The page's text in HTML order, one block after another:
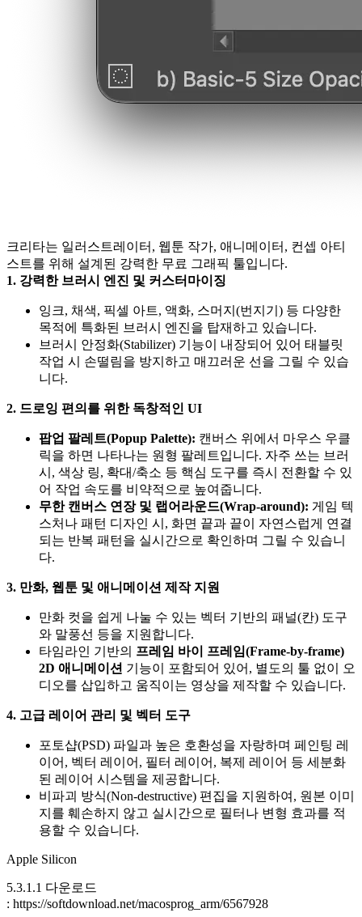
크리타는 일러스트레이터, 웹툰 작가, 애니메이터, 컨셉 아티
스트를 위해 설계된 강력한 무료 그래픽 툴입니다.
1. 강력한 브러시 엔진 및 커스터마이징
잉크, 채색, 픽셀 아트, 액화, 스머지(번지기) 등 다양한
목적에 특화된 브러시 엔진을 탑재하고 있습니다.
브러시 안정화(Stabilizer) 기능이 내장되어 있어 태블릿
작업 시 손떨림을 방지하고 매끄러운 선을 그릴 수 있습
니다.
2. 드로잉 편의를 위한 독창적인 UI
팝업 팔레트(Popup Palette): 캔버스 위에서 마우스 우클
릭을 하면 나타나는 원형 팔레트입니다. 자주 쓰는 브러
시, 색상 링, 확대/축소 등 핵심 도구를 즉시 전환할 수 있
어 작업 속도를 비약적으로 높여줍니다.
무한 캔버스 연장 및 랩어라운드(Wrap-around): 게임 텍
스처나 패턴 디자인 시, 화면 끝과 끝이 자연스럽게 연결
되는 반복 패턴을 실시간으로 확인하며 그릴 수 있습니
다.
3. 만화, 웹툰 및 애니메이션 제작 지원
만화 컷을 쉽게 나눌 수 있는 벡터 기반의 패널(칸) 도구
와 말풍선 등을 지원합니다.
타임라인 기반의 프레임 바이 프레임(Frame-by-frame)
2D 애니메이션 기능이 포함되어 있어, 별도의 툴 없이 오
디오를 삽입하고 움직이는 영상을 제작할 수 있습니다.
4. 고급 레이어 관리 및 벡터 도구
포토샵(PSD) 파일과 높은 호환성을 자랑하며 페인팅 레
이어, 벡터 레이어, 필터 레이어, 복제 레이어 등 세분화
된 레이어 시스템을 제공합니다.
비파괴 방식(Non-destructive) 편집을 지원하여, 원본 이미
지를 훼손하지 않고 실시간으로 필터나 변형 효과를 적
용할 수 있습니다.
Apple Silicon
5.3.1.1 다운로드
: https://softdownload.net/macosprog_arm/6567928